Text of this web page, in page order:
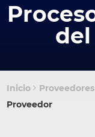
Sobrescribir
Inicio Proveedores
Proveedor